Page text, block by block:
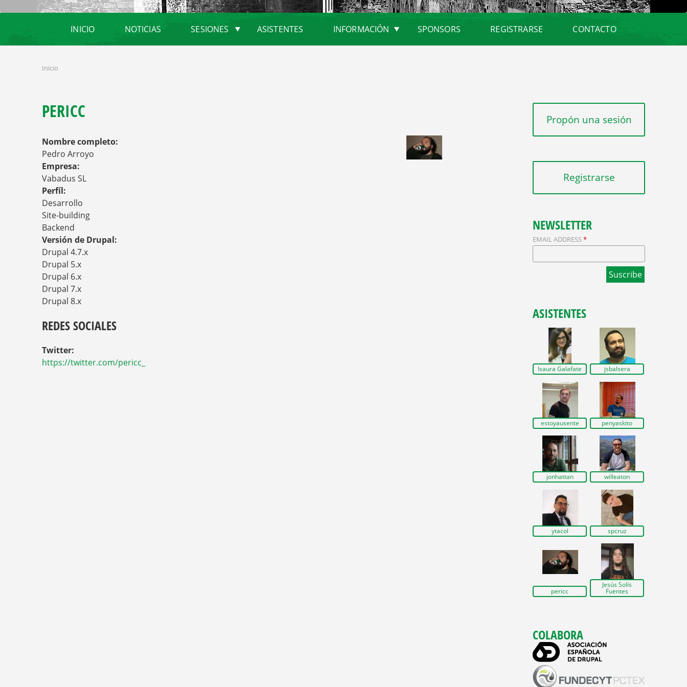
E
D
Disfruta de nuestra gastronomía
INICIO NOTICIAS SESIONES ASISTENTES INFORMACIÓN SPONSORS REGISTRARSE CONTACTO
N
C
E
N
T
R
A
U
S
T
E
D
A
Q
U
Í
Inicio
PERICC
Nombre completo:
Pedro Arroyo
Empresa:
Vabadus SL
Perfíl:
Desarrollo
Site-building
Backend
Versión de Drupal:
Drupal 4.7.x
Drupal 5.x
Drupal 6.x
Drupal 7.x
Drupal 8.x
REDES SOCIALES
Twitter:
https://twitter.com/pericc_
Propón una sesión
Registrarse
NEWSLETTER
EMAIL ADDRESS*
ASISTENTES
Isaura Galafate jsbalsera
estoyausente penyaskito
jonhattan willeaton
ytacol spcruz
pericc
Jesús Solís
Fuentes
COLABORA